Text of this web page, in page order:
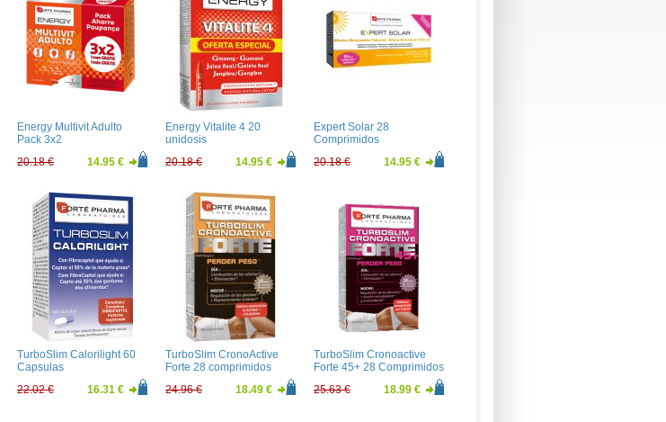
Energy Multivit Adulto
Pack 3x2
20.18 €
14.95 €
Energy Vitalite 4 20
unidosis
20.18 €
14.95 €
Expert Solar 28
Comprimidos
20.18 €
14.95 €
TurboSlim Calorilight 60
Capsulas
22.02 €
16.31 €
TurboSlim CronoActive
Forte 28 comprimidos
24.96 €
18.49 €
TurboSlim Cronoactive
Forte 45+ 28 Comprimidos
25.63 €
18.99 €